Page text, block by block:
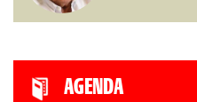
AGENDA